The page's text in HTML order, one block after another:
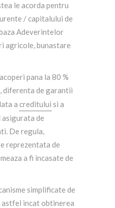
le acorda pentru
/ capitalului de
Adeverintelor
agricole, bunastare
pana la 80 %
, diferenta de garantii
a creditului si a
de
De regula,
reprezentata de
a fi incasate de
simplificate de
incat obtinerea